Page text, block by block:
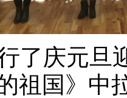
了庆元旦
祖国》中